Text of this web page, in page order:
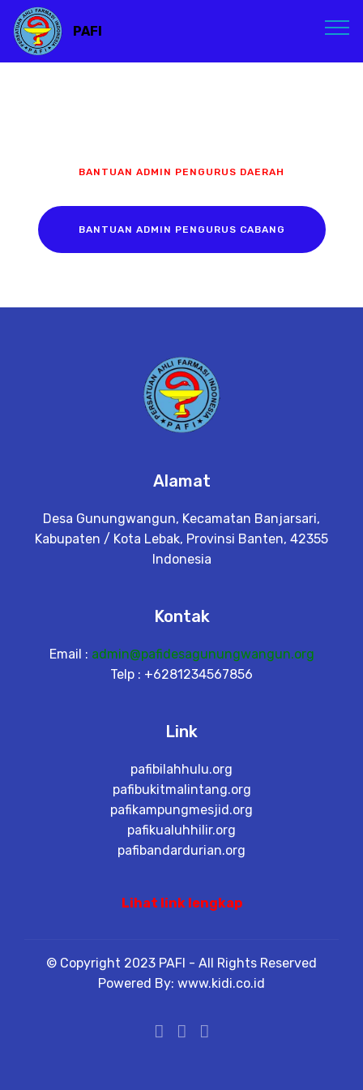
PAFI
BANTUAN ADMIN PENGURUS DAERAH
BANTUAN ADMIN PENGURUS CABANG
Alamat
Desa Gunungwangun, Kecamatan Banjarsari,
Kabupaten / Kota Lebak, Provinsi Banten, 42355
Indonesia
Kontak
Email : admin@pafidesagunungwangun.org
Telp : +6281234567856
Link
pafibilahhulu.org
pafibukitmalintang.org
pafikampungmesjid.org
pafikualuhhilir.org
pafibandardurian.org
Lihat link lengkap
© Copyright 2023 PAFI - All Rights Reserved
Powered By: www.kidi.co.id